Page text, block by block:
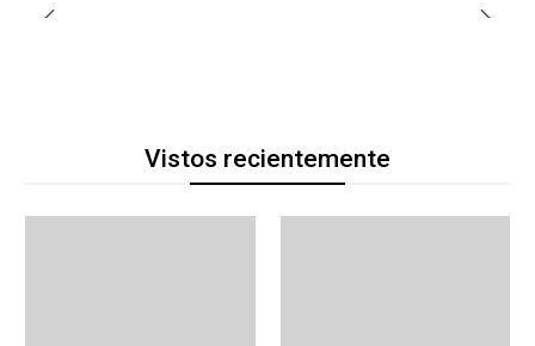
Vistos recientemente